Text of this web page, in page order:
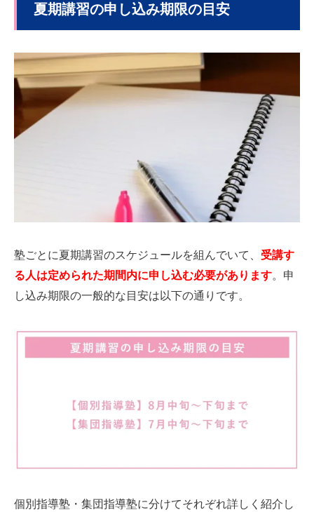
夏期講習の申し込み期限の目安
塾ごとに夏期講習のスケジュールを組んでいて、 受講す
る人は定められた期間内に申し込む必要があります。申
し込み期限の一般的な目安は以下の通りです。
個別指導塾・集団指導塾に分けてそれぞれ詳しく紹介し